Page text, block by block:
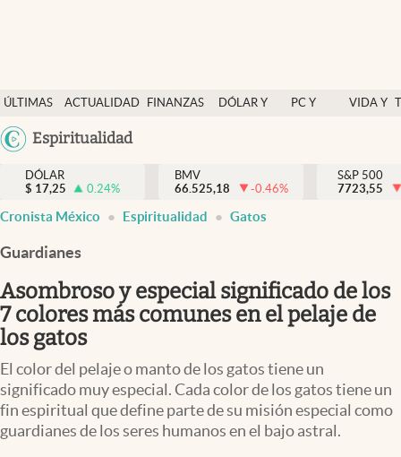
ÚLTIMAS
NOTICIAS
ACTUALIDAD
FINANZAS
DÓLAR Y
PC Y
VIDA Y
México
Espiritualidad
Actualidad
Finanzas y economía
Dólar y mercados
Pc y celular
Vida y estilo
Tv
Clima
DÓLAR
$ 17,25 0.24%
BMV
66.525,18
-0.46%
S&P 500
7723,55
Cronista México Espiritualidad Gatos
Guardianes
Asombroso y especial significado de los
7 colores más comunes en el pelaje de
los gatos
El color del pelaje o manto de los gatos tiene un
significado muy especial. Cada color de los gatos tiene un
fin espiritual que define parte de su misión especial como
guardianes de los seres humanos en el bajo astral.